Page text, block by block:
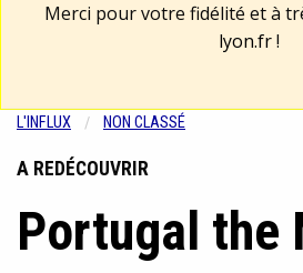
Merci pour votre fidélité et à
lyon.fr!
L'INFLUX NON CLASSÉ
A REDÉCOUVRIR
Portugal the